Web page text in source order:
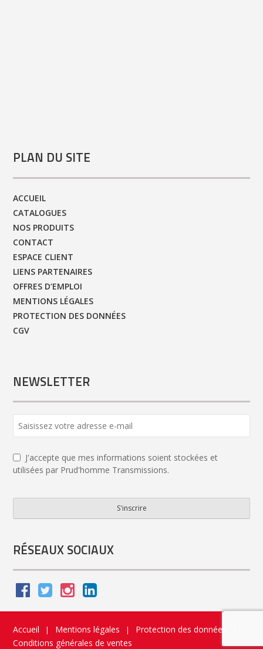
PLAN DU SITE
ACCUEIL
CATALOGUES
NOS PRODUITS
CONTACT
ESPACE CLIENT
LIENS PARTENAIRES
OFFRES D’EMPLOI
MENTIONS LÉGALES
PROTECTION DES DONNÉES
CGV
NEWSLETTER
Email *
J'accepte que mes informations soient stockées et
utilisées par Prud'homme Transmissions.
S'inscrire
RÉSEAUX SOCIAUX
Accueil | Mentions légales | Protection des données
Conditions générales de ventes